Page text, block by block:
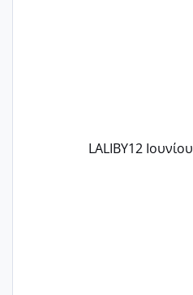
LALIBY12 Ιουνίου